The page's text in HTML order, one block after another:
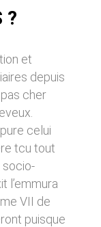
?
et
depuis
cher
celui
tcu tout
socio-
l’emmura
VII de
puisque
de
du site.
à accéder
ne
propriété
site et
par
SITES
vers des
et de